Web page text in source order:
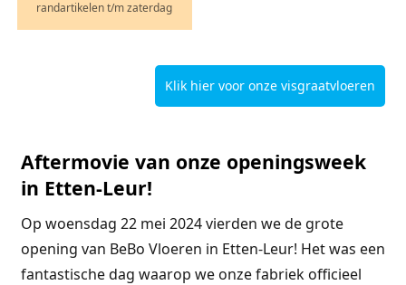
randartikelen t/m zaterdag
Klik hier voor onze visgraatvloeren
Aftermovie van onze openingsweek
in Etten-Leur!
Op woensdag 22 mei 2024 vierden we de grote
opening van BeBo Vloeren in Etten-Leur! Het was een
fantastische dag waarop we onze fabriek officieel